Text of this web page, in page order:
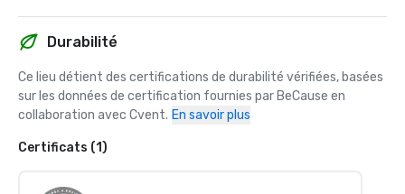
Durabilité
Ce lieu détient des certifications de durabilité vérifiées, basées
sur les données de certification fournies par BeCause en
collaboration avec Cvent. En savoir plus
Certificats (1)